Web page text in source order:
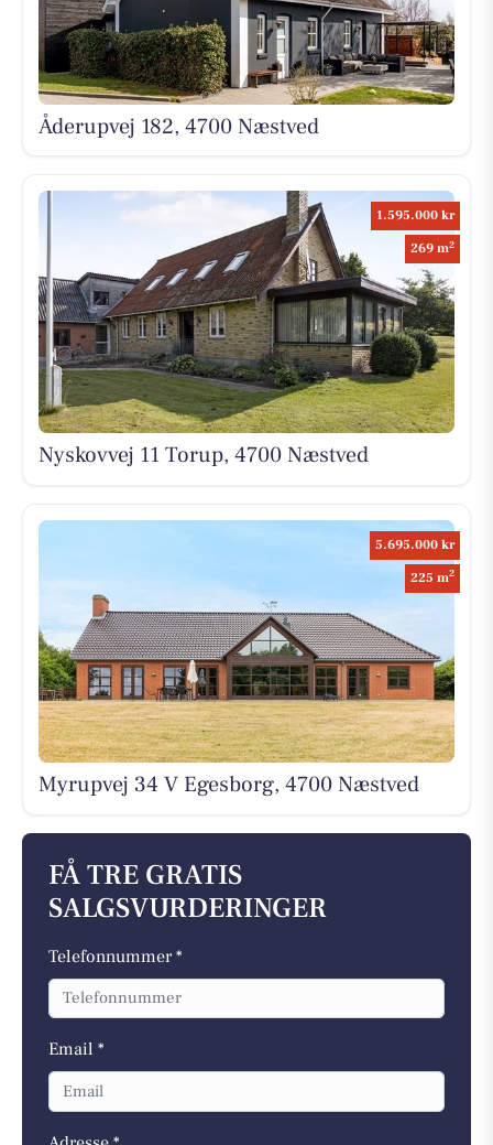
Åderupvej 182, 4700 Næstved
1.595.000 kr
269 m2
Nyskovvej 11 Torup, 4700 Næstved
5.695.000 kr
225 m2
Myrupvej 34 V Egesborg, 4700 Næstved
FÅ TRE GRATIS
SALGSVURDERINGER
Telefonnummer *
Email *